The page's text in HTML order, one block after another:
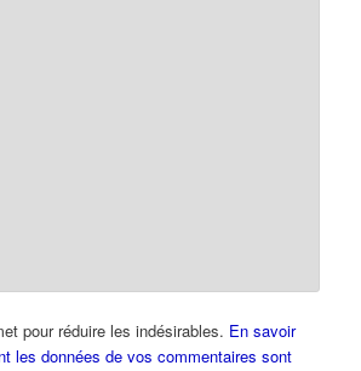
pour réduire les indésirables. En savoir
les données de vos commentaires sont